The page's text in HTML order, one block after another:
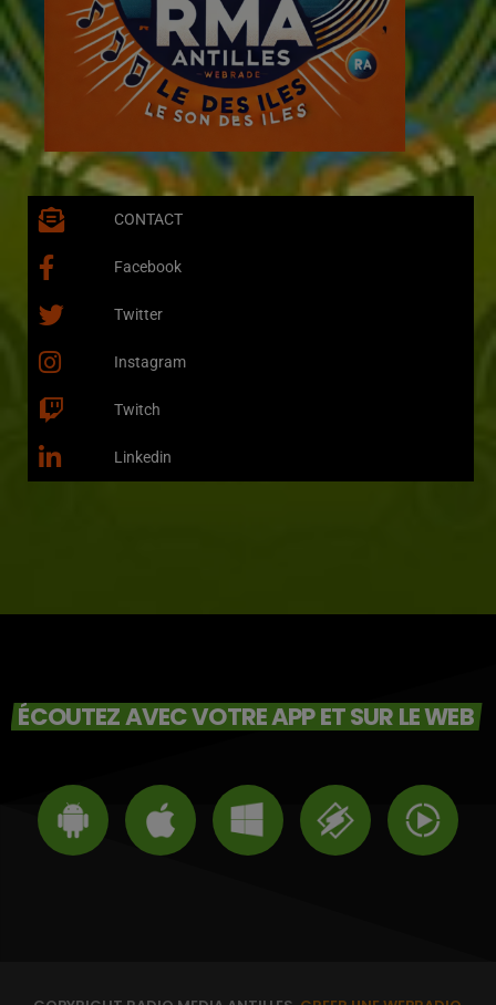
CONTACT
Facebook
Twitter
Instagram
Twitch
Linkedin
ÉCOUTEZ AVEC VOTRE APP ET SUR LE WEB